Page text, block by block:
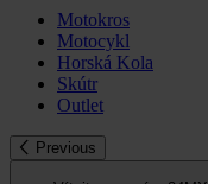
Motokros
Motocykl
Horská Kola
Skútr
Outlet
Previous